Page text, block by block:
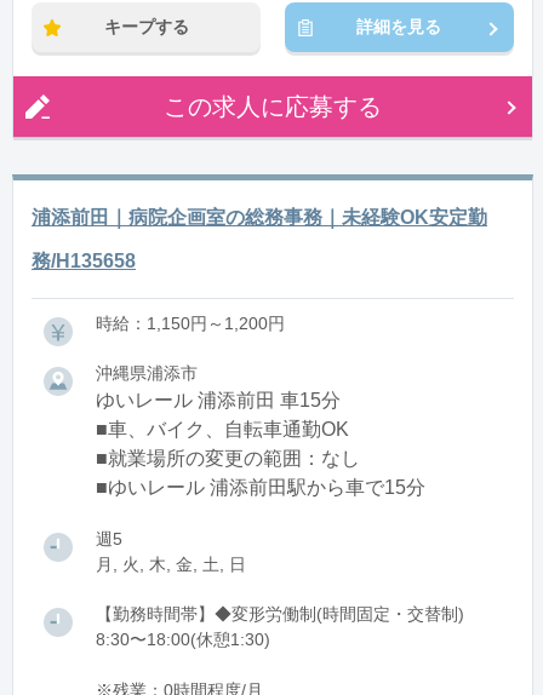
キープする 詳細を見る
この求人に応募する
浦添前田｜病院企画室の総務事務｜未経験OK安定勤
務/H135658
時給：1,150円～1,200円
沖縄県浦添市
ゆいレール 浦添前田 車15分
■車、バイク、自転車通勤OK
■就業場所の変更の範囲：なし
■ゆいレール 浦添前田駅から車で15分
週5
月, 火, 木, 金, 土, 日
【勤務時間帯】◆変形労働制(時間固定・交替制)
8:30〜18:00(休憩1:30)
※残業：0時間程度/月